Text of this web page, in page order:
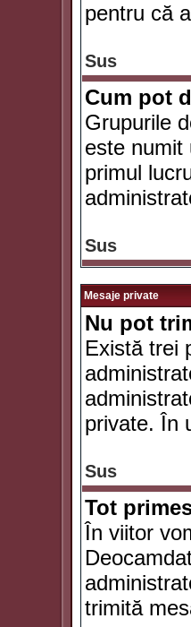
pentru că
Sus
Cum pot
Grupurile
este numit
primul
Sus
Mesaje private
Nu pot
Există trei
private. În
Sus
Tot
În viitor
trimită